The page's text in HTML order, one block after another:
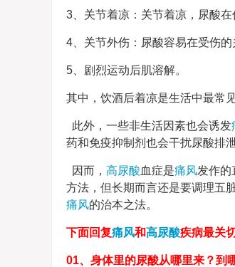
3、关节着凉：关节着凉，尿酸在
4、关节外伤：尿酸容易在受伤的
5、剧烈运动后肌溶解。
其中，饮酒后着凉是生活中最常见
此外，一些非生活因素也会诱发
药和免疫抑制剂也会干扰尿酸排
因而， 高尿酸血症是痛风发作的
方法，但长期而言还是要调理五
痛风的治本之法。
下面回复痛风和高尿酸疾病最关
01、身体里的尿酸从哪里来？到